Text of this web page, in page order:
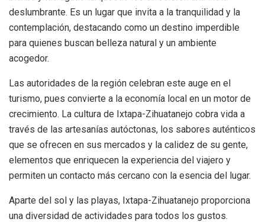
deslumbrante. Es un lugar que invita a la tranquilidad y la
contemplación, destacando como un destino imperdible
para quienes buscan belleza natural y un ambiente
acogedor.
Las autoridades de la región celebran este auge en el
turismo, pues convierte a la economía local en un motor de
crecimiento. La cultura de Ixtapa-Zihuatanejo cobra vida a
través de las artesanías autóctonas, los sabores auténticos
que se ofrecen en sus mercados y la calidez de su gente,
elementos que enriquecen la experiencia del viajero y
permiten un contacto más cercano con la esencia del lugar.
Aparte del sol y las playas, Ixtapa-Zihuatanejo proporciona
una diversidad de actividades para todos los gustos.